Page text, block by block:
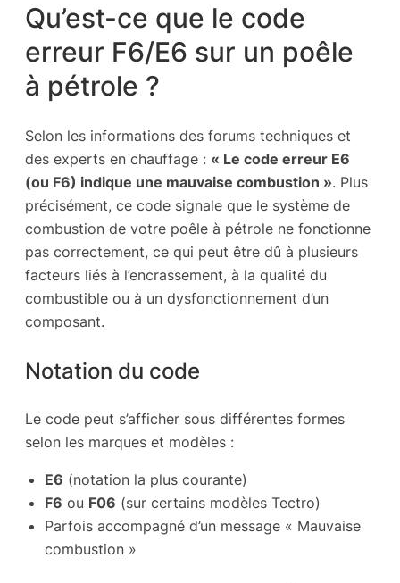
Qu’est-ce que le code
erreur F6/E6 sur un poêle
à pétrole ?
Selon les informations des forums techniques et
des experts en chauffage : « Le code erreur E6
(ou F6) indique une mauvaise combustion ». Plus
précisément, ce code signale que le système de
combustion de votre poêle à pétrole ne fonctionne
pas correctement, ce qui peut être dû à plusieurs
facteurs liés à l’encrassement, à la qualité du
combustible ou à un dysfonctionnement d’un
composant.
Notation du code
Le code peut s’afficher sous différentes formes
selon les marques et modèles :
E6 (notation la plus courante)
F6 ou F06 (sur certains modèles Tectro)
Parfois accompagné d’un message « Mauvaise
combustion »